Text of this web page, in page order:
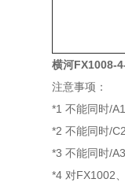
横河FX1008-
注意事项：
*1 不能同时/
*2 不能同时/
*3 不能同时/
*4 对FX1002